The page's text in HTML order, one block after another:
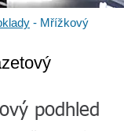
- Mřížkový
podhled